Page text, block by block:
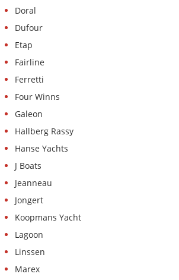
Doral
Dufour
Etap
Fairline
Ferretti
Four Winns
Galeon
Hallberg Rassy
Hanse Yachts
J Boats
Jeanneau
Jongert
Koopmans Yacht
Lagoon
Linssen
Marex